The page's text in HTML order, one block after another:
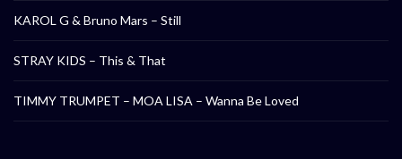
KAROL G & Bruno Mars – Still
STRAY KIDS – This & That
TIMMY TRUMPET – MOA LISA – Wanna Be Loved